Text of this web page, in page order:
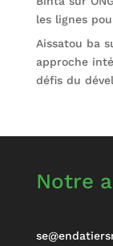
les lignes
Aissatou ba
approche
défis du
Notre